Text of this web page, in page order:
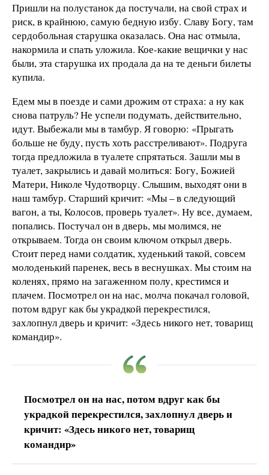
Пришли на полустанок да постучали, на свой страх и
риск, в крайнюю, самую бедную избу. Славу Богу, там
сердобольная старушка оказалась. Она нас отмыла,
накормила и спать уложила. Кое-какие вещички у нас
были, эта старушка их продала да на те деньги билеты
купила.
Едем мы в поезде и сами дрожим от страха: а ну как
снова патруль? Не успели подумать, действительно,
идут. Выбежали мы в тамбур. Я говорю: «Прыгать
больше не буду, пусть хоть расстреливают». Подруга
тогда предложила в туалете спрятаться. Зашли мы в
туалет, закрылись и давай молиться: Богу, Божией
Матери, Николе Чудотворцу. Слышим, выходят они в
наш тамбур. Старший кричит: «Мы – в следующий
вагон, а ты, Колосов, проверь туалет». Ну все, думаем,
попались. Постучал он в дверь, мы молимся, не
открываем. Тогда он своим ключом открыл дверь.
Стоит перед нами солдатик, худенький такой, совсем
молоденький паренек, весь в веснушках. Мы стоим на
коленях, прямо на загаженном полу, крестимся и
плачем. Посмотрел он на нас, молча покачал головой,
потом вдруг как бы украдкой перекрестился,
захлопнул дверь и кричит: «Здесь никого нет, товарищ
командир».
Посмотрел он на нас, потом вдруг как бы
украдкой перекрестился, захлопнул дверь и
кричит: «Здесь никого нет, товарищ
командир»